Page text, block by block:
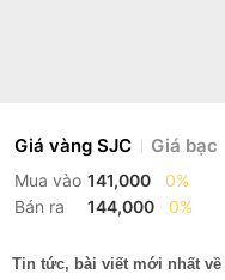
Giá vàng SJC Giá bạc
Mua vào 141,000
0%
Bán ra
144,000 0%
Tin tức, bài viết mới nhất về